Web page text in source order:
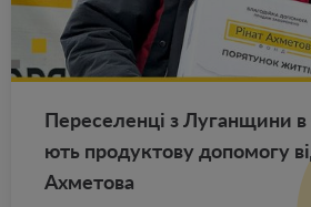
Пе­ре­се­ленці з Лу­ган­щи­ни
ють про­дук­то­ву до­по­мо­гу
Ах­ме­то­ва